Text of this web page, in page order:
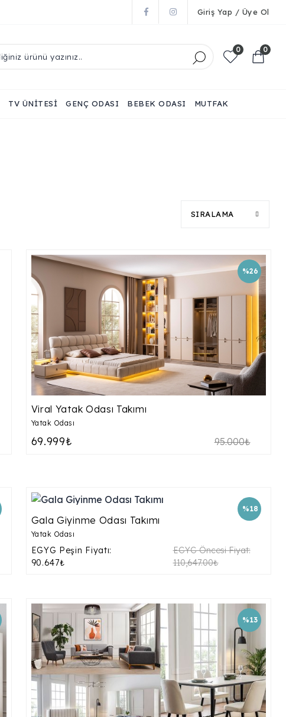
Giriş Yap / Üye Ol
0 0
TV ÜNİTESİ GENÇ ODASI BEBEK ODASI MUTFAK
SIRALAMA
Viral Yatak Odası Takımı
Yatak Odası
69.999₺ 95.000₺
%26
Gala Giyinme Odası Takımı
Yatak Odası
EGYG Peşin Fiyatı:
90.647₺
EGYG Öncesi Fiyat:
110,647.00₺
%18
%13